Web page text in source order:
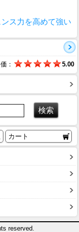
ス力を高めて強い
： 5.00
カート
reserved.